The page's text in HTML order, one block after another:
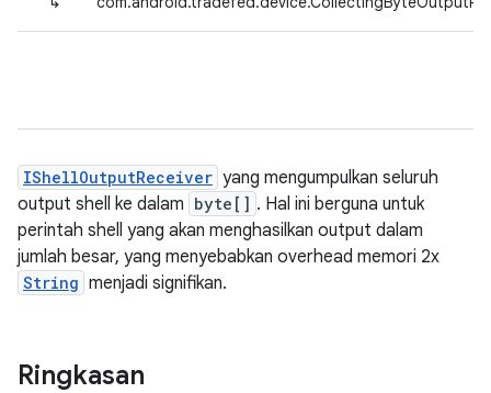
IShellOutputReceiver yang mengumpulkan seluruh
output shell ke dalam byte[] . Hal ini berguna untuk
perintah shell yang akan menghasilkan output dalam
jumlah besar, yang menyebabkan overhead memori 2x
String menjadi signifikan.
Ringkasan